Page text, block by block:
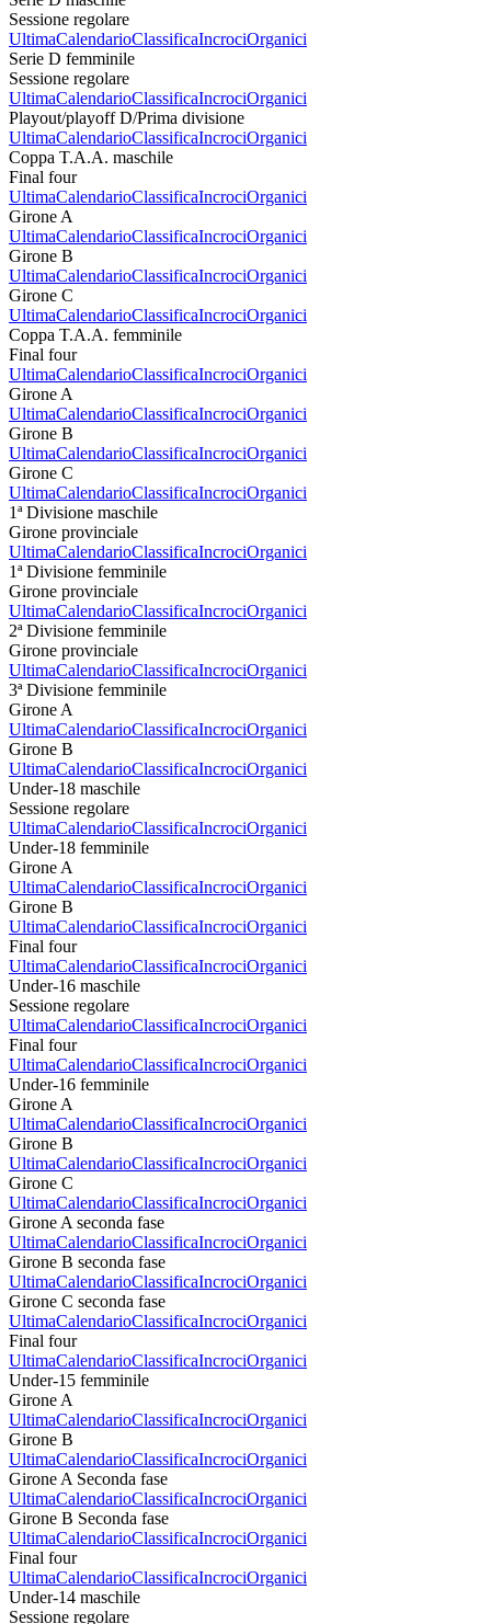
Sessione regolare
UltimaCalendarioClassificaIncrociOrganici
Serie D femminile
Sessione regolare
UltimaCalendarioClassificaIncrociOrganici
Playout/playoff D/Prima divisione
UltimaCalendarioClassificaIncrociOrganici
Coppa T.A.A. maschile
Final four
UltimaCalendarioClassificaIncrociOrganici
Girone A
UltimaCalendarioClassificaIncrociOrganici
Girone B
UltimaCalendarioClassificaIncrociOrganici
Girone C
UltimaCalendarioClassificaIncrociOrganici
Coppa T.A.A. femminile
Final four
UltimaCalendarioClassificaIncrociOrganici
Girone A
UltimaCalendarioClassificaIncrociOrganici
Girone B
UltimaCalendarioClassificaIncrociOrganici
Girone C
UltimaCalendarioClassificaIncrociOrganici
1ª Divisione maschile
Girone provinciale
UltimaCalendarioClassificaIncrociOrganici
1ª Divisione femminile
Girone provinciale
UltimaCalendarioClassificaIncrociOrganici
2ª Divisione femminile
Girone provinciale
UltimaCalendarioClassificaIncrociOrganici
3ª Divisione femminile
Girone A
UltimaCalendarioClassificaIncrociOrganici
Girone B
UltimaCalendarioClassificaIncrociOrganici
Under-18 maschile
Sessione regolare
UltimaCalendarioClassificaIncrociOrganici
Under-18 femminile
Girone A
UltimaCalendarioClassificaIncrociOrganici
Girone B
UltimaCalendarioClassificaIncrociOrganici
Final four
UltimaCalendarioClassificaIncrociOrganici
Under-16 maschile
Sessione regolare
UltimaCalendarioClassificaIncrociOrganici
Final four
UltimaCalendarioClassificaIncrociOrganici
Under-16 femminile
Girone A
UltimaCalendarioClassificaIncrociOrganici
Girone B
UltimaCalendarioClassificaIncrociOrganici
Girone C
UltimaCalendarioClassificaIncrociOrganici
Girone A seconda fase
UltimaCalendarioClassificaIncrociOrganici
Girone B seconda fase
UltimaCalendarioClassificaIncrociOrganici
Girone C seconda fase
UltimaCalendarioClassificaIncrociOrganici
Final four
UltimaCalendarioClassificaIncrociOrganici
Under-15 femminile
Girone A
UltimaCalendarioClassificaIncrociOrganici
Girone B
UltimaCalendarioClassificaIncrociOrganici
Girone A Seconda fase
UltimaCalendarioClassificaIncrociOrganici
Girone B Seconda fase
UltimaCalendarioClassificaIncrociOrganici
Final four
UltimaCalendarioClassificaIncrociOrganici
Under-14 maschile
Sessione regolare